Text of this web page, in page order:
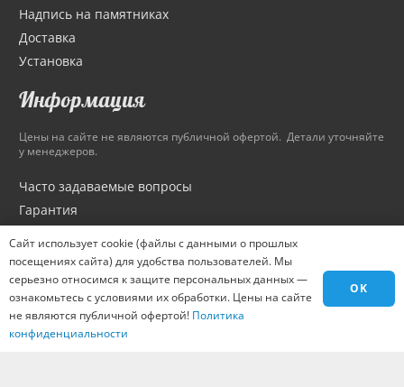
Надпись на памятниках
Доставка
Установка
Информация
Цены на сайте не являются публичной офертой. Детали уточняйте
у менеджеров.
Часто задаваемые вопросы
Гарантия
Портфолио
Оптовикам
Материалы
Города
Сайт использует cookie (файлы с данными о прошлых
посещениях сайта) для удобства пользователей. Мы
серьезно относимся к защите персональных данных —
ознакомьтесь с условиями их обработки. Цены на сайте
не являются публичной офертой! Политика
конфиденциальности
OK